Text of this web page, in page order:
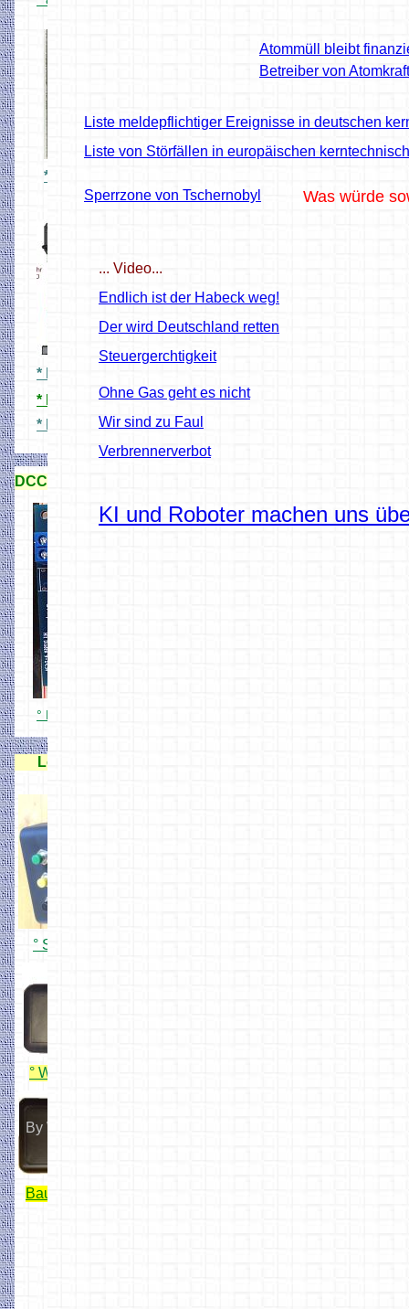
DCC Signaldecoderdecoder
° DCC Lichtsignaldecoder 15X
Lok Handregler für Rocrail
° Simpel USB Handregler
° WiFi ESP32 Lok Fahrregler
By Wiltfried
Bauanleitung von Wiltfried
* C Gleis IR Reflexmelder
* HO Signale 3D Druck
* HO Ampeln 3D Druck
* N Signale 3D Druck
Liste meldepflichtiger Ereignisse in deutschen
Sperrzone von Tschernobyl Was würde
Atommüll bleibt
Betreiber von
Liste von Störfällen in europäischen
... Video...
Endlich ist der Habeck weg!
Der wird Deutschland retten
Steuergerchtigkeit
Ohne Gas geht es nicht
Wir sind zu Faul
Verbrennerverbot
KI und Roboter machen uns